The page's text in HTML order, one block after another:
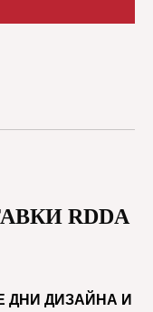
RDDA
ДНИ ДИЗАЙНА И